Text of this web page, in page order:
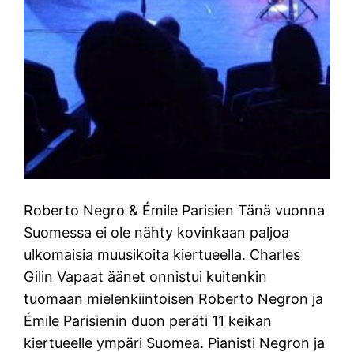
Roberto Negro & Émile Parisien Tänä vuonna
Suomessa ei ole nähty kovinkaan paljoa
ulkomaisia muusikoita kiertueella. Charles
Gilin Vapaat äänet onnistui kuitenkin
tuomaan mielenkiintoisen Roberto Negron ja
Émile Parisienin duon peräti 11 keikan
kiertueelle ympäri Suomea. Pianisti Negron ja